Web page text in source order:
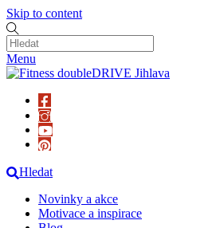
Skip to content
Menu
Hledat
Novinky a akce
Motivace a inspirace